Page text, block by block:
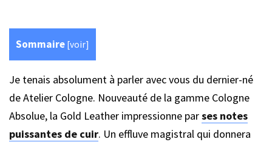
Sommaire [voir]
Je tenais absolument à parler avec vous du dernier-né
de Atelier Cologne. Nouveauté de la gamme Cologne
Absolue, la Gold Leather impressionne parses notes
puissantes de cuir. Un effluve magistral qui donnera